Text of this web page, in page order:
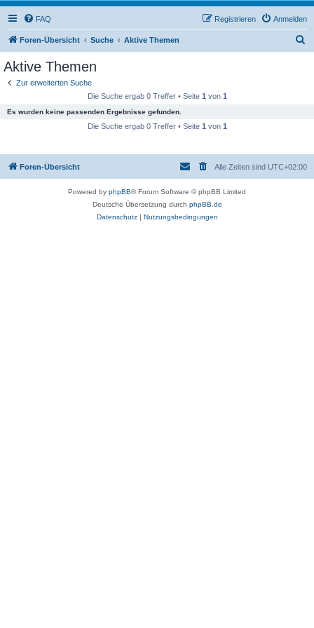
FAQ Anmelden
Registrieren
Foren-Übersicht Suche Aktive Themen
Aktive Themen
Zur erweiterten Suche
Die Suche ergab 0 Treffer • Seite 1 von 1
Es wurden keine passenden Ergebnisse gefunden.
Die Suche ergab 0 Treffer • Seite 1 von 1
Foren-Übersicht Alle Zeiten sind UTC+02:00
Powered by phpBB® Forum Software © phpBB Limited
Deutsche Übersetzung durch phpBB.de
Datenschutz| Nutzungsbedingungen